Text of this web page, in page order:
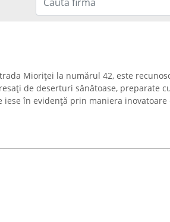
Mioriței la numărul 42, este
de deserturi sănătoase, preparate
în evidență prin maniera inovatoare